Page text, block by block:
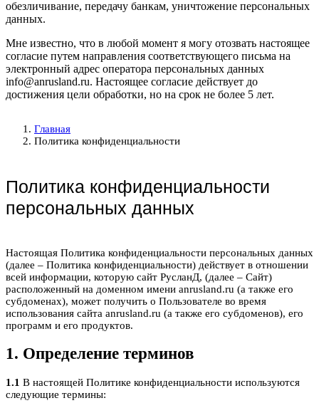
обезличивание, передачу банкам, уничтожение персональных
данных.
Мне известно, что в любой момент я могу отозвать настоящее
согласие путем направления соответствующего письма на
электронный адрес оператора персональных данных
info@anrusland.ru. Настоящее согласие действует до
достижения цели обработки, но на срок не более 5 лет.
Главная
Политика конфиденциальности
Политика конфиденциальности
персональных данных
Настоящая Политика конфиденциальности персональных данных
(далее – Политика конфиденциальности) действует в отношении
всей информации, которую сайт РусланД, (далее – Сайт)
расположенный на доменном имени anrusland.ru (а также его
субдоменах), может получить о Пользователе во время
использования сайта anrusland.ru (а также его субдоменов), его
программ и его продуктов.
1. Определение терминов
1.1 В настоящей Политике конфиденциальности используются
следующие термины: